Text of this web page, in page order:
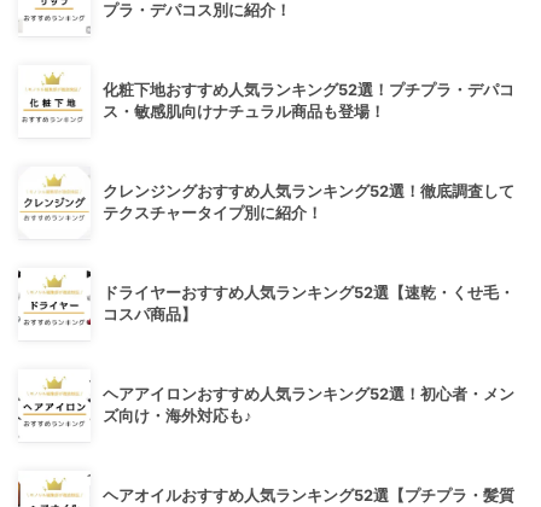
プラ・デパコス別に紹介！
化粧下地おすすめ人気ランキング52選！プチプラ・デパコ
ス・敏感肌向けナチュラル商品も登場！
クレンジングおすすめ人気ランキング52選！徹底調査して
テクスチャータイプ別に紹介！
ドライヤーおすすめ人気ランキング52選【速乾・くせ毛・
コスパ商品】
ヘアアイロンおすすめ人気ランキング52選！初心者・メン
ズ向け・海外対応も♪
ヘアオイルおすすめ人気ランキング52選【プチプラ・髪質